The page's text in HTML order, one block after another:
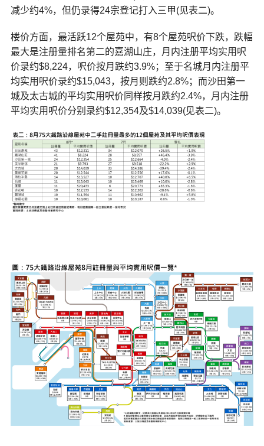
减少约4%，但仍录得24宗登记打入三甲(见表二)。
楼价方面，最活跃12个屋苑中，有8个屋苑呎价下跌，跌幅
最大是注册量排名第二的嘉湖山庄，月内注册平均实用呎
价录约$8,224，呎价按月跌约3.9%；至于名城月内注册平
均实用呎价录约$15,043，按月则跌约2.8%；而沙田第一
城及太古城的平均实用呎价同样按月跌约2.4%，月内注册
平均实用呎价分别录约$12,354及$14,039(见表二)。